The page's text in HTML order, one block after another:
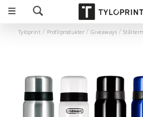
Tylöprint Profilprodukter Giveaways